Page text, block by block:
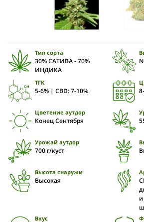
Тип сорта
30% САТИВА - 70%
ИНДИКА
ТГК
5-6% | CBD: 7-10%
Цветение аутдор
Конец Сентября
Урожай аутдор
700 г/куст
Высота снаружи
Высокая
Вкус